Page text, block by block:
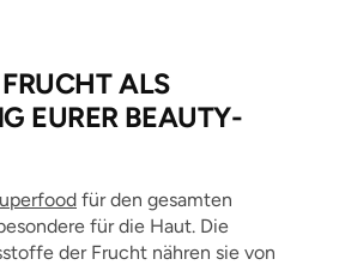
ALS
EURER BEAUTY-
für den gesamten
für die Haut. Die
der Frucht nähren sie von